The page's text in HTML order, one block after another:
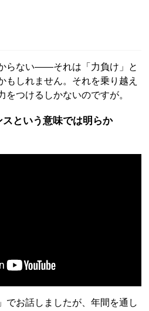
らない――それは「力負け」と
もしれません。それを乗り越え
をつけるしかないのですが。
という意味では明らか
でお話しましたが、年間を通し